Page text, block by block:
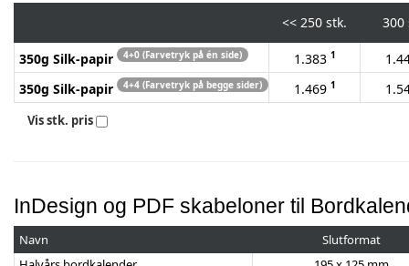
<< 250 stk. 300
350g Silk-papir 4+0 (Farvetryk på én side) 1.383 1
350g Silk-papir
4+4 (Farvetryk på begge sider) 1.469 1
Vis stk. pris
InDesign og PDF skabeloner til
Navn
Slutformat